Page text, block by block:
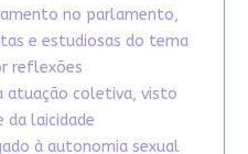
no parlamento,
e estudiosas do tema
reflexões
atuação coletiva, visto
da laicidade
à autonomia sexual